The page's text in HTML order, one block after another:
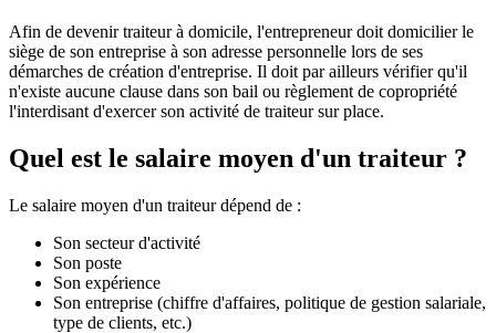
Afin de devenir traiteur à domicile, l'entrepreneur doit domicilier le
siège de son entreprise à son adresse personnelle lors de ses
démarches de création d'entreprise. Il doit par ailleurs vérifier qu'il
n'existe aucune clause dans son bail ou règlement de copropriété
l'interdisant d'exercer son activité de traiteur sur place.
Quel est le salaire moyen d'un traiteur ?
Le salaire moyen d'un traiteur dépend de :
Son secteur d'activité
Son poste
Son expérience
Son entreprise (chiffre d'affaires, politique de gestion salariale,
type de clients, etc.)